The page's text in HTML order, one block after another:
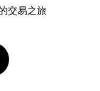
交易之旅